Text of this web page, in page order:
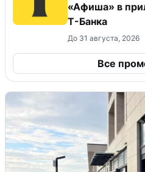
«Афиша» в
Т-Банка
До 31 августа, 2026
Все